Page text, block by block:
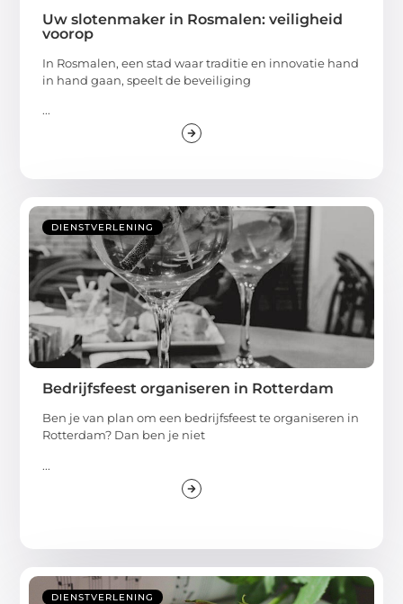
Uw slotenmaker in Rosmalen: veiligheid
voorop
In Rosmalen, een stad waar traditie en innovatie hand
in hand gaan, speelt de beveiliging
...
DIENSTVERLENING
Bedrijfsfeest organiseren in Rotterdam
Ben je van plan om een bedrijfsfeest te organiseren in
Rotterdam? Dan ben je niet
...
DIENSTVERLENING